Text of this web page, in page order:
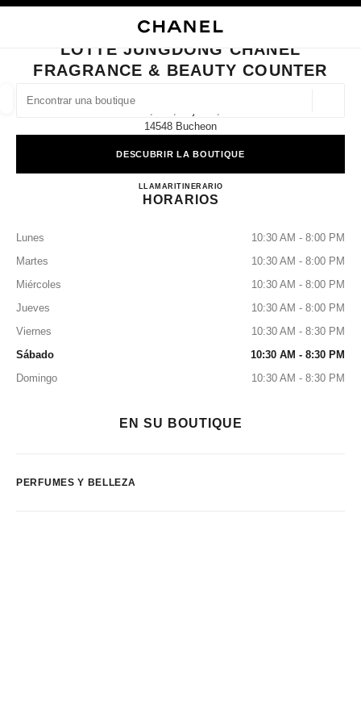
BUSCAR UNA BOUTIQUE
las sugerencias se muestran debajo de esta barra de búsqueda
0 Sugerencias disponibles
CERRAR TARJETA DE BOUTIQUE LOTTE JUNGDONG CHANEL
LOTTE JUNGDONG CHANEL
FRAGRANCE & BEAUTY COUNTER
14548 Bucheon
DESCUBRIR LA BOUTIQUE
LLAMAR+82 32 320 7160
ITINERARIOLotte Jungdong CHANEL
HORARIOS
Lunes
10:30 AM - 8:00 PM
Martes
10:30 AM - 8:00 PM
Miércoles
10:30 AM - 8:00 PM
Jueves
10:30 AM - 8:00 PM
Viernes
10:30 AM - 8:30 PM
Sábado
10:30 AM - 8:30 PM
Domingo
10:30 AM - 8:30 PM
EN SU BOUTIQUE
PERFUMES Y BELLEZA
filtros
resultado de los filtros por: